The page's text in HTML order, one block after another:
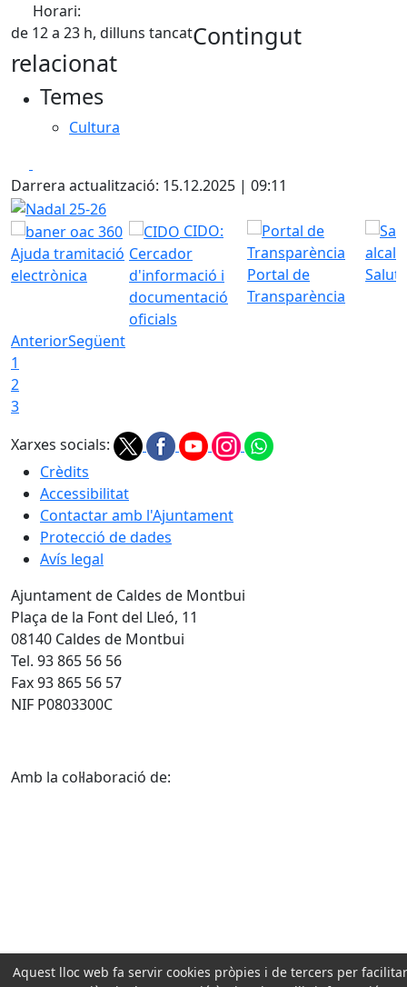
Horari:
de 12 a 23 h, dilluns tancatContingut
relacionat
Temes
Cultura
Darrera actualització: 15.12.2025 | 09:11
Nadal 25-26
Ajuda tramitació
electrònica
CIDO:
Cercador
d'informació i
documentació
oficials
Portal de
Transparència
AnteriorSegüent
1
2
3
Xarxes socials:
Crèdits
Accessibilitat
Contactar amb l'Ajuntament
Protecció de dades
Avís legal
Ajuntament de Caldes de Montbui
Plaça de la Font del Lleó, 11
08140 Caldes de Montbui
Tel. 93 865 56 56
Fax 93 865 56 57
NIF P0803300C
Amb la col·laboració de:
Aquest lloc web fa servir cookies pròpies i de tercers per